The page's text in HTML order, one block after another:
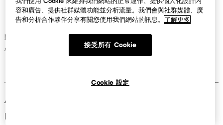
女裝、男裝
週一至週日 11:00-22:30
ATT4FUN店
容和廣告、提供社群媒體功能並分析流量。我們會與社群媒體、廣
告和分析合作夥伴分享有關您使用我們網站的訊息。 了解更多
接受所有 Cookie
Cookie 設定